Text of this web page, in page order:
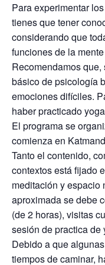
Para experimentar
tienes que tener
considerando que
funciones de la
Recomendamos
básico de psicología
emociones difíciles.
haber practicado
El programa se
comienza en
Tanto el contenido,
contextos está fijado
meditación y espacio
aproximada se debe
(de 2 horas), visitas
sesión de practica de
Debido a que
tiempos de caminar,